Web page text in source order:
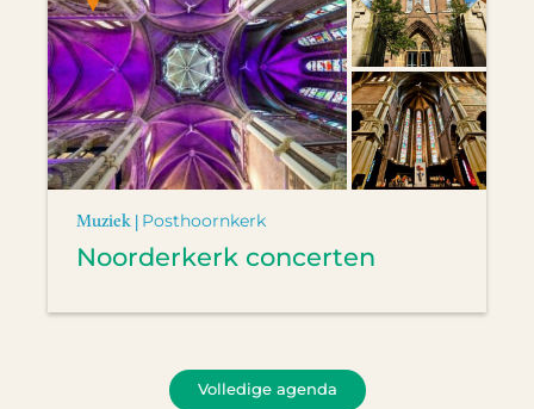
Muziek | Posthoornkerk
Noorderkerk concerten
Volledige agenda